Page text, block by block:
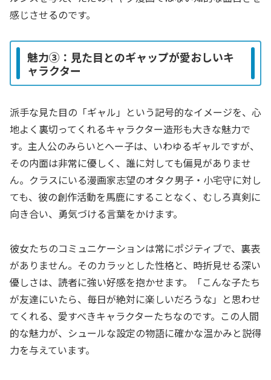
感じさせるのです。
魅力③：見た目とのギャップが愛おしいキ
ャラクター
派手な見た目の「ギャル」という記号的なイメージを、心
地よく裏切ってくれるキャラクター造形も大きな魅力で
す。主人公のみらいとへー子は、いわゆるギャルですが、
その内面は非常に優しく、誰に対しても偏見がありませ
ん。クラスにいる漫画家志望のオタク男子・小宅守に対し
ても、彼の創作活動を馬鹿にすることなく、むしろ真剣に
向き合い、勇気づける言葉をかけます。
彼女たちのコミュニケーションは常にポジティブで、裏表
がありません。そのカラッとした性格と、時折見せる深い
優しさは、読者に強い好感を抱かせます。「こんな子たち
が友達にいたら、毎日が絶対に楽しいだろうな」と思わせ
てくれる、愛すべきキャラクターたちなのです。この人間
的な魅力が、シュールな設定の物語に確かな温かみと説得
力を与えています。